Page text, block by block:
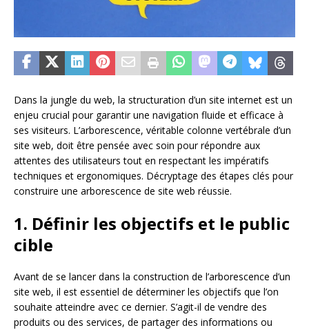
Dans la jungle du web, la structuration d’un site internet est un
enjeu crucial pour garantir une navigation fluide et efficace à
ses visiteurs. L’arborescence, véritable colonne vertébrale d’un
site web, doit être pensée avec soin pour répondre aux
attentes des utilisateurs tout en respectant les impératifs
techniques et ergonomiques. Décryptage des étapes clés pour
construire une arborescence de site web réussie.
1. Définir les objectifs et le public
cible
Avant de se lancer dans la construction de l’arborescence d’un
site web, il est essentiel de déterminer les objectifs que l’on
souhaite atteindre avec ce dernier. S’agit-il de vendre des
produits ou des services, de partager des informations ou